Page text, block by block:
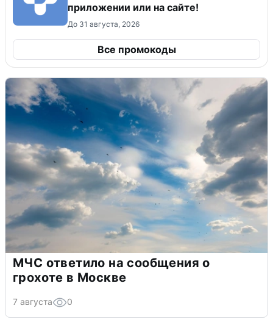
приложении или на сайте!
До 31 августа, 2026
Все промокоды
МЧС ответило на сообщения о
грохоте в Москве
7 августа 0